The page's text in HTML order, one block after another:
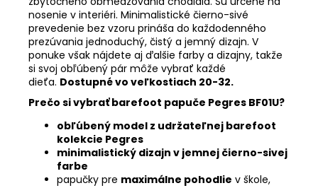
nosenie v interiéri. Minimalistické čierno-sivé
prevedenie bez vzoru prináša do každodenného
prezúvania jednoduchý, čistý a jemný dizajn. V
ponuke však nájdete aj ďalšie farby a dizajny, takže
si svoj obľúbený pár môže vybrať každé
dieťa. Dostupné vo veľkostiach 20-32.
Prečo si vybrať barefoot papuče Pegres BF01U?
obľúbený model z udržateľnej barefoot
kolekcie Pegres
minimalistický dizajn v jemnej čierno-sivej
farbe
papučky pre maximálne pohodlie v škole,